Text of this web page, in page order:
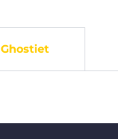
Ghostiet